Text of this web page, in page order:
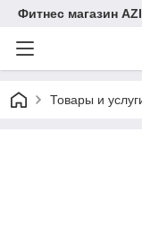
Фитнес магазин
Товары и